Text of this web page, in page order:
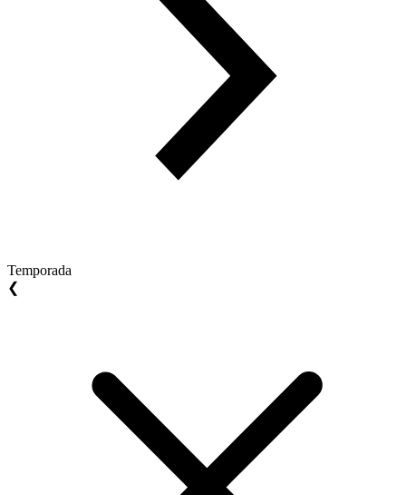
Temporada
❮